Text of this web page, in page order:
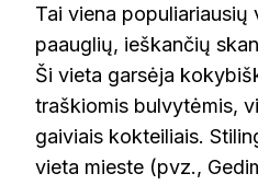
Tai viena populiariausių
paauglių, ieškančių
Ši vieta garsėja
traškiomis bulvytėmis,
gaiviais kokteiliais.
vieta mieste (pvz.,